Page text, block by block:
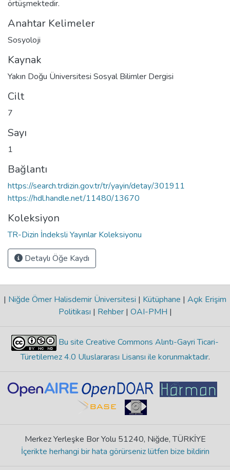
örtüşmektedir.
Anahtar Kelimeler
Sosyoloji
Kaynak
Yakın Doğu Üniversitesi Sosyal Bilimler Dergisi
Cilt
7
Sayı
1
Bağlantı
https://search.trdizin.gov.tr/tr/yayin/detay/301911
https://hdl.handle.net/11480/13670
Koleksiyon
TR-Dizin İndeksli Yayınlar Koleksiyonu
Detaylı Öğe Kaydı
| Niğde Ömer Halisdemir Üniversitesi | Kütüphane | Açık Erişim
Politikası | Rehber | OAI-PMH |
Bu site Creative Commons Alıntı-Gayri Ticari-
Türetilemez 4.0 Uluslararası Lisansı ile korunmaktadır.
Merkez Yerleşke Bor Yolu 51240, Niğde, TÜRKİYE
İçerikte herhangi bir hata görürseniz lütfen bize bildirin